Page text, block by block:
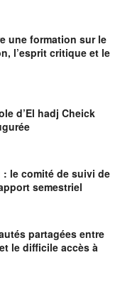
une formation sur le
l’esprit critique et le
d’El hadj Cheick
le comité de suivi de
semestriel
partagées entre
le difficile accès à